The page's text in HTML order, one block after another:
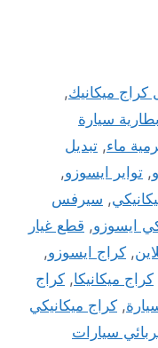
ميكانيك,
بطارية سيارة
ماء, تبديل
, تواير ايسوزو,
, سيرفس
ايسوزو, قطع غيار
, كراج ايسوزو,
كراج ميكانيكا, كراج
, كراج ميكانيكي
سيارات